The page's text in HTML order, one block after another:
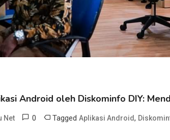
Android oleh Diskominfo DIY:
Net 0 Tagged Aplikasi Android,